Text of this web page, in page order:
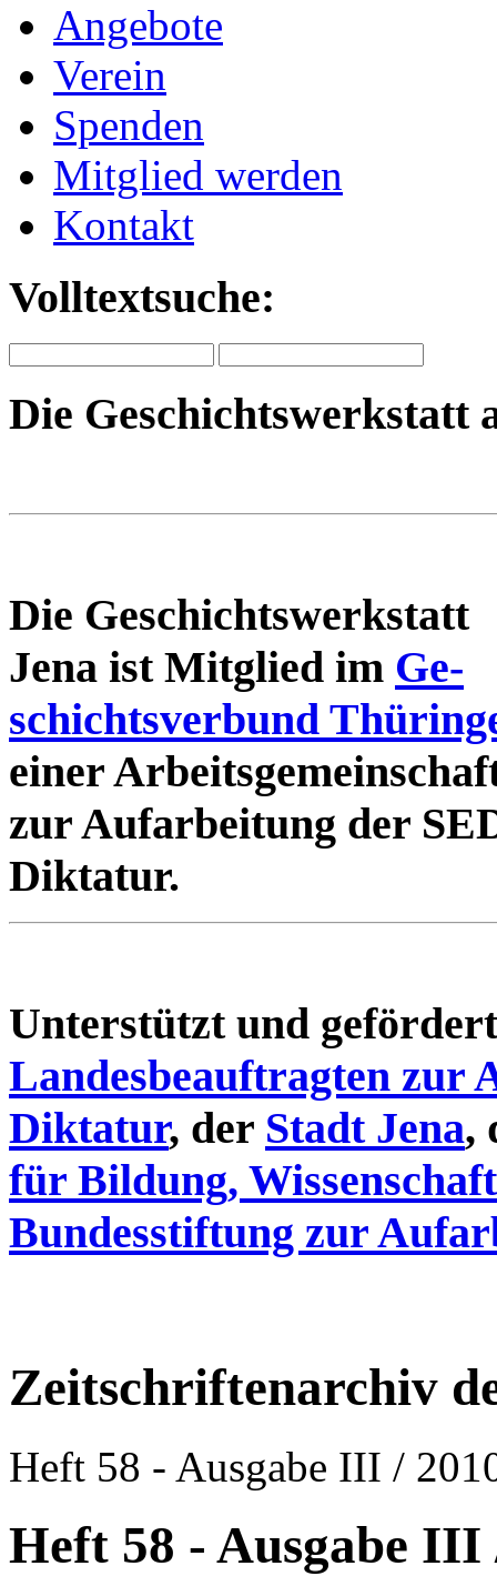
Angebote
Verein
Spenden
Mitglied werden
Kontakt
Volltextsuche:
Die Geschichtswerkstatt
Die Geschichtswerkstatt
Jena ist Mitglied im Ge-
schichtsverbund
einer
zur Aufarbeitung der
Diktatur.
Unterstützt und
Landesbeauftragten zur
Diktatur, der Stadt Jena,
für Bildung,
Bundesstiftung zur
Zeitschriftenarchiv
Heft 58 - Ausgabe III /
Heft 58 - Ausgabe III